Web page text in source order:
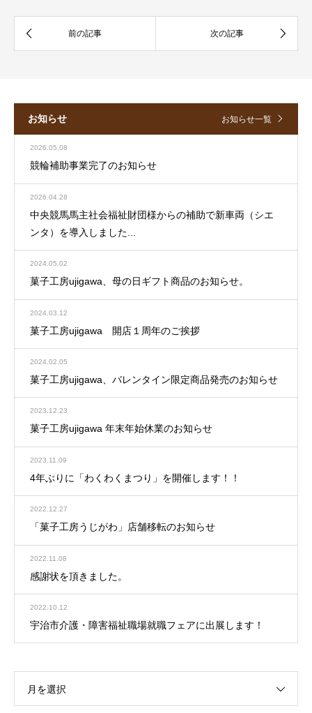
お知らせ お知らせ一覧
2026.05.08
競輪補助事業完了のお知らせ
2026.04.28
中央競馬馬主社会福祉財団様からの補助で新車両（シエ
ンタ）を導入しました...
2024.05.02
菓子工房ujigawa、母の日ギフト商品のお知らせ。
2024.03.12
菓子工房ujigawa 開店１周年のご挨拶
2024.02.05
菓子工房ujigawa、バレンタイン限定商品発売のお知らせ
2023.12.23
菓子工房ujigawa 年末年始休業のお知らせ
2023.11.09
4年ぶりに「わくわくまつり」を開催します！！
2022.12.27
「菓子工房うじがわ」店舗移転のお知らせ
2022.11.08
感謝状を頂きました。
2022.10.12
宇治市介護・障害福祉職場就職フェアに出展します！
月を選択